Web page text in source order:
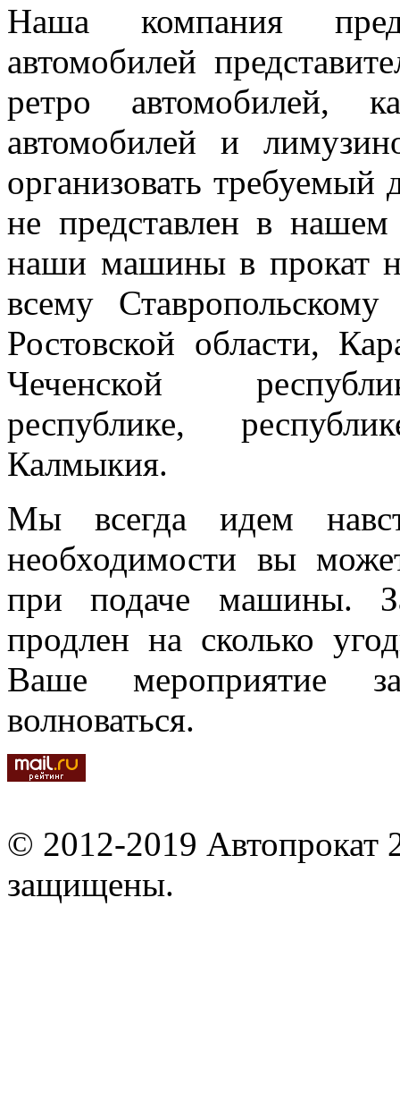
Наша компания
автомобилей
ретро автомобилей,
автомобилей и
организовать требуемый
не представлен в
наши машины в прокат
всему
Ростовской области,
Чеченской
республике,
Калмыкия.
Мы всегда идем
необходимости вы
при подаче машины.
продлен на сколько
Ваше мероприятие
волноваться.
© 2012-2019 Автопрокат
защищены.